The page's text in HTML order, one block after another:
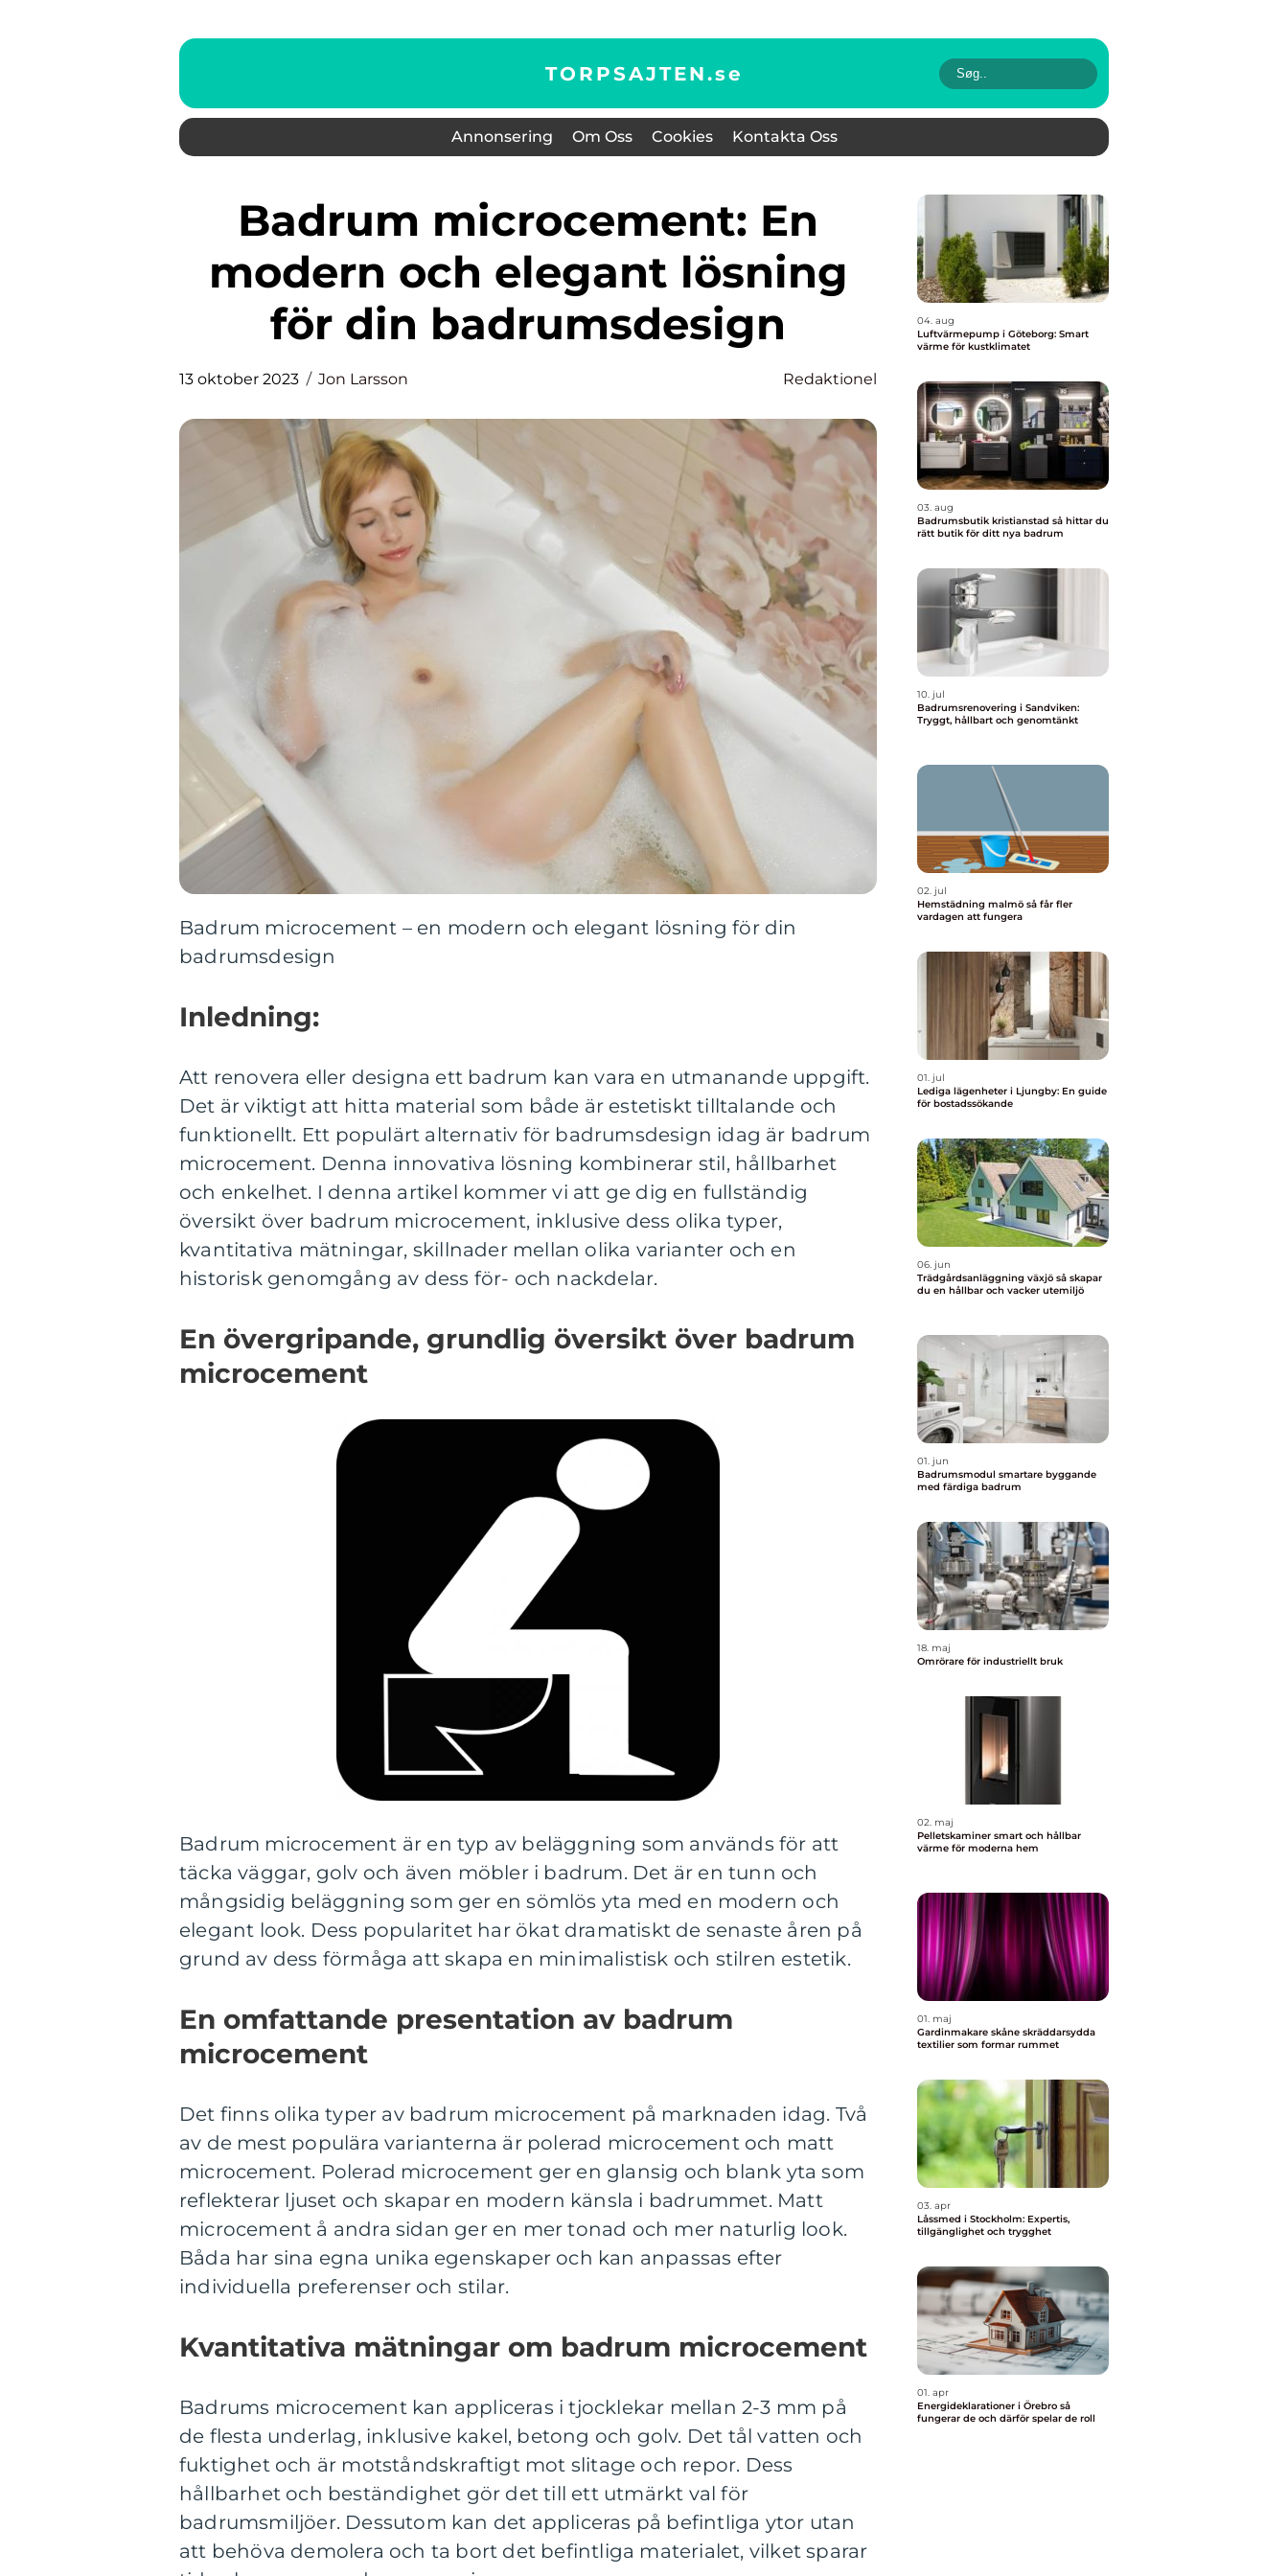
TORPSAJTEN.se
Annonsering Om Oss Cookies Kontakta Oss
Badrum microcement: En
modern och elegant lösning
för din badrumsdesign
13 oktober 2023 Jon Larsson Redaktionel
Badrum microcement – en modern och elegant lösning för din
badrumsdesign
Inledning:
Att renovera eller designa ett badrum kan vara en utmanande uppgift.
Det är viktigt att hitta material som både är estetiskt tilltalande och
funktionellt. Ett populärt alternativ för badrumsdesign idag är badrum
microcement. Denna innovativa lösning kombinerar stil, hållbarhet
och enkelhet. I denna artikel kommer vi att ge dig en fullständig
översikt över badrum microcement, inklusive dess olika typer,
kvantitativa mätningar, skillnader mellan olika varianter och en
historisk genomgång av dess för- och nackdelar.
En övergripande, grundlig översikt över badrum
microcement
Badrum microcement är en typ av beläggning som används för att
täcka väggar, golv och även möbler i badrum. Det är en tunn och
mångsidig beläggning som ger en sömlös yta med en modern och
elegant look. Dess popularitet har ökat dramatiskt de senaste åren på
grund av dess förmåga att skapa en minimalistisk och stilren estetik.
En omfattande presentation av badrum
microcement
Det finns olika typer av badrum microcement på marknaden idag. Två
av de mest populära varianterna är polerad microcement och matt
microcement. Polerad microcement ger en glansig och blank yta som
reflekterar ljuset och skapar en modern känsla i badrummet. Matt
microcement å andra sidan ger en mer tonad och mer naturlig look.
Båda har sina egna unika egenskaper och kan anpassas efter
individuella preferenser och stilar.
Kvantitativa mätningar om badrum microcement
Badrums microcement kan appliceras i tjocklekar mellan 2-3 mm på
de flesta underlag, inklusive kakel, betong och golv. Det tål vatten och
fuktighet och är motståndskraftigt mot slitage och repor. Dess
hållbarhet och beständighet gör det till ett utmärkt val för
badrumsmiljöer. Dessutom kan det appliceras på befintliga ytor utan
att behöva demolera och ta bort det befintliga materialet, vilket sparar
04. aug
Luftvärmepump i Göteborg: Smart
värme för kustklimatet
03. aug
Badrumsbutik kristianstad så hittar du
rätt butik för ditt nya badrum
10. jul
Badrumsrenovering i Sandviken:
Tryggt, hållbart och genomtänkt
02. jul
Hemstädning malmö så får fler
vardagen att fungera
01. jul
Lediga lägenheter i Ljungby: En guide
för bostadssökande
06. jun
Trädgårdsanläggning växjö så skapar
du en hållbar och vacker utemiljö
01. jun
Badrumsmodul smartare byggande
med färdiga badrum
18. maj
Omrörare för industriellt bruk
02. maj
Pelletskaminer smart och hållbar
värme för moderna hem
01. maj
Gardinmakare skåne skräddarsydda
textilier som formar rummet
03. apr
Låssmed i Stockholm: Expertis,
tillgänglighet och trygghet
01. apr
Energideklarationer i Örebro så
fungerar de och därför spelar de roll